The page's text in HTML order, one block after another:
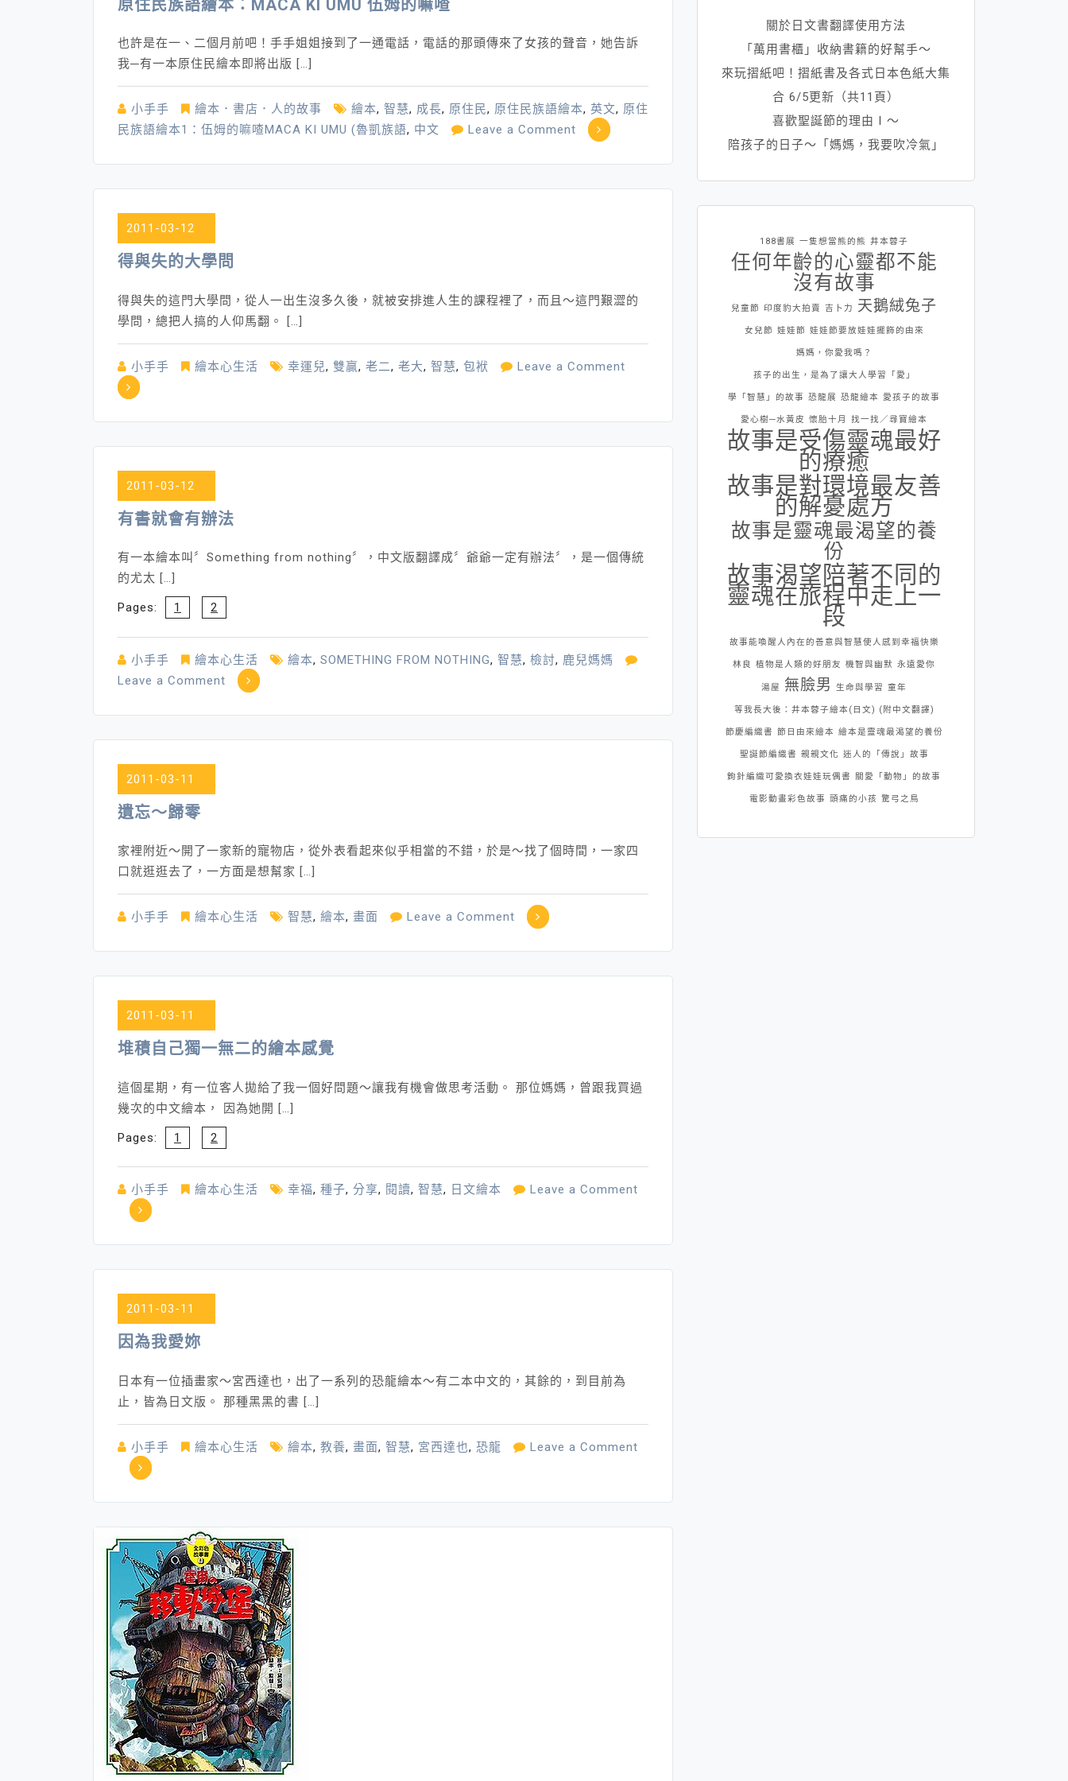
人
原住民族語繪本：MACA KI UMU 伍姆的嘛喳
也許是在一、二個月前吧！手手姐姐接到了一通電話，電話的那頭傳來了女孩的聲音，她告訴
我─有一本原住民繪本即將出版 […]
小手手 繪本．書店．人的故事 繪本, 智慧, 成長, 原住民, 原住民族語繪本, 英文, 原住
民族語繪本1：伍姆的嘛喳MACA KI UMU (魯凱族語, 中文 Leave a Comment on
民
MACA
嘛
2011-03-12
得與失的大學問
得與失的這門大學問，從人一出生沒多久後，就被安排進人生的課程裡了，而且～這門艱澀的
學問，總把人搞的人仰馬翻。 […]
小手手 繪本心生活 幸運兒, 雙贏, 老二, 老大, 智慧, 包袱 Leave a Comment
的
2011-03-12
有書就會有辦法
有一本繪本叫〞Something from nothing〞，中文版翻譯成〞爺爺一定有辦法〞，是一個傳統
的尤太 […]
Pages: 1 2
小手手 繪本心生活 繪本, SOMETHING FROM NOTHING, 智慧, 檢討, 鹿兒媽媽
Leave a Comment on
就
2011-03-11
遺忘～歸零
家裡附近～開了一家新的寵物店，從外表看起來似乎相當的不錯，於是～找了個時間，一家四
口就逛逛去了，一方面是想幫家 […]
小手手 繪本心生活 智慧, 繪本, 畫面 Leave a Comment on
～
2011-03-11
堆積自己獨一無二的繪本感覺
這個星期，有一位客人拋給了我一個好問題～讓我有機會做思考活動。 那位媽媽，曾跟我買過
幾次的中文繪本， 因為她開 […]
Pages: 1 2
小手手 繪本心生活 幸福, 種子, 分享, 閱讀, 智慧, 日文繪本
Leave a Comment
on
自
己
獨
一
無
二
的
2011-03-11
因為我愛妳
日本有一位插畫家～宮西達也，出了一系列的恐龍繪本～有二本中文的，其餘的，到目前為
止，皆為日文版。 那種黑黑的書 […]
小手手 繪本心生活 繪本, 教養, 畫面, 智慧, 宮西達也, 恐龍
Leave a Comment
on
我
愛
妳
關於日文書翻譯使用方法
「萬用書櫃」收納書籍的好幫手～
來玩摺紙吧！摺紙書及各式日本色紙大集
合 6/5更新（共11頁）
喜歡聖誕節的理由Ⅰ～
陪孩子的日子～「媽媽，我要吹冷氣」
188書展 一隻想當熊的熊 井本蓉子
任何年齡的心靈都不能
沒有故事
兒童節 印度豹大拍賣 吉卜力 天鵝絨兔子
女兒節 娃娃節 娃娃節要放娃娃擺飾的由來
媽媽，你愛我嗎？
孩子的出生，是為了讓大人學習「愛」
學「智慧」的故事 恐龍展 恐龍繪本 愛孩子的故事
愛心樹─水黃皮 懷胎十月 找一找／尋寶繪本
故事是受傷靈魂最好
的療癒
故事是對環境最友善
的解憂處方
故事是靈魂最渴望的養
份
故事渴望陪著不同的
靈魂在旅程中走上一
段
故事能喚醒人內在的善意與智慧使人感到幸福快樂
林良 植物是人類的好朋友 機智與幽默 永遠愛你
湯屋 無臉男 生命與學習 童年
等我長大後：井本蓉子繪本(日文) (附中文翻譯)
節慶編織書 節日由來繪本 繪本是靈魂最渴望的養份
聖誕節編織書 親親文化 迷人的「傳說」故事
鉤針編織可愛換衣娃娃玩偶書 關愛「動物」的故事
電影動畫彩色故事 頭痛的小孩 驚弓之鳥